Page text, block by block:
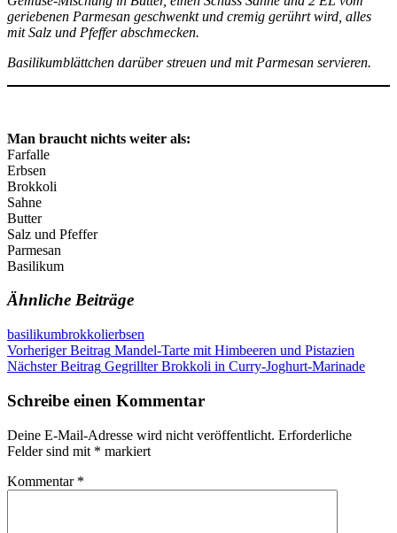
geriebenen Parmesan geschwenkt und cremig gerührt wird, alles
mit Salz und Pfeffer abschmecken.
Basilikumblättchen darüber streuen und mit Parmesan servieren.
Man braucht nichts weiter als:
Farfalle
Erbsen
Brokkoli
Sahne
Butter
Salz und Pfeffer
Parmesan
Basilikum
Ähnliche Beiträge
basilikumbrokkolierbsen
Beitragsnavigation
Vorheriger Beitrag Mandel-Tarte mit Himbeeren und Pistazien
Nächster Beitrag Gegrillter Brokkoli in Curry-Joghurt-Marinade
Schreibe einen Kommentar
Deine E-Mail-Adresse wird nicht veröffentlicht. Erforderliche
Felder sind mit * markiert
Kommentar *